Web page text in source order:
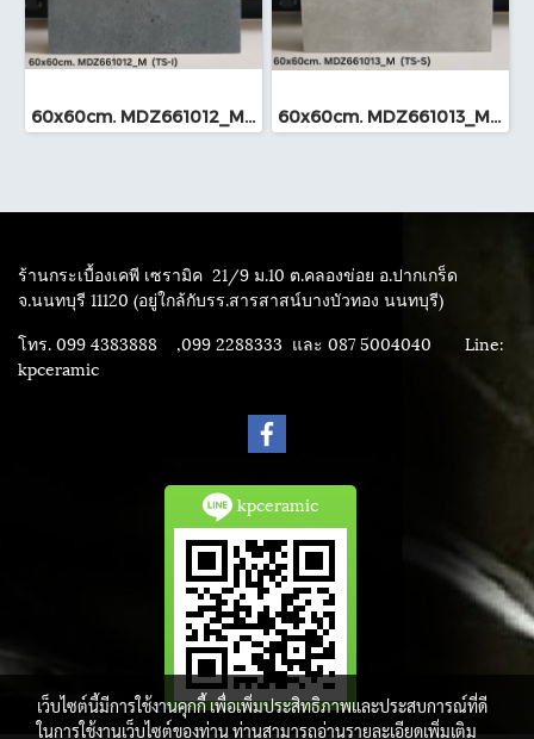
60x60cm. MDZ661012_M (TS-I) 60x60cm. MDZ661013_M (TS-I)
ร้านกระเบื้องเคพี เซรามิค 21/9 ม.10 ต.คลองข่อย อ.ปากเกร็ด
จ.นนทบุรี 11120 (อยู่ใกล้กับรร.สารสาสน์บางบัวทอง นนทบุรี)
โทร. 099 4383888 ,099 2288333 และ 087 5004040 Line:
kpceramic
kpceramic
เว็บไซต์นี้มีการใช้งานคุกกี้ เพื่อเพิ่มประสิทธิภาพและประสบการณ์ที่ดี
ในการใช้งานเว็บไซต์ของท่าน ท่านสามารถอ่านรายละเอียดเพิ่มเติม